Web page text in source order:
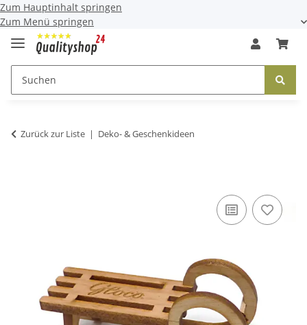
Zum Hauptinhalt springen
Zum Menü springen
Zurück zur Liste Deko- & Geschenkideen